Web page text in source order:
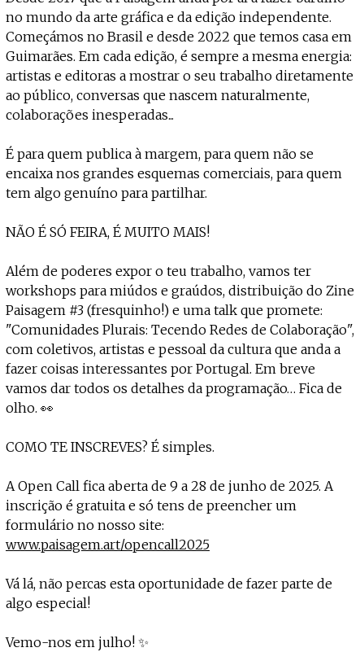
no mundo da arte gráfica e da edição independente.
Começámos no Brasil e desde 2022 que temos casa em
Guimarães. Em cada edição, é sempre a mesma energia:
artistas e editoras a mostrar o seu trabalho diretamente
ao público, conversas que nascem naturalmente,
colaborações inesperadas...
É para quem publica à margem, para quem não se
encaixa nos grandes esquemas comerciais, para quem
tem algo genuíno para partilhar.
NÃO É SÓ FEIRA, É MUITO MAIS!
Além de poderes expor o teu trabalho, vamos ter
workshops para miúdos e graúdos, distribuição do Zine
Paisagem #3 (fresquinho!) e uma talk que promete:
"Comunidades Plurais: Tecendo Redes de Colaboração",
com coletivos, artistas e pessoal da cultura que anda a
fazer coisas interessantes por Portugal. Em breve
vamos dar todos os detalhes da programação… Fica de
olho. 👀
COMO TE INSCREVES? É simples.
A Open Call fica aberta de 9 a 28 de junho de 2025. A
inscrição é gratuita e só tens de preencher um
formulário no nosso site:
www.paisagem.art/opencall2025
Vá lá, não percas esta oportunidade de fazer parte de
algo especial!
Vemo-nos em julho! ✨